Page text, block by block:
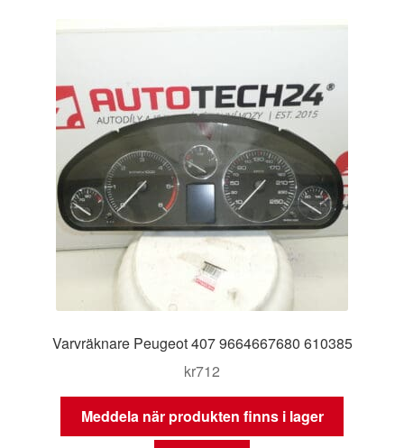
Varvräknare Peugeot 407 9664667680 610385
kr712
Meddela när produkten finns i lager